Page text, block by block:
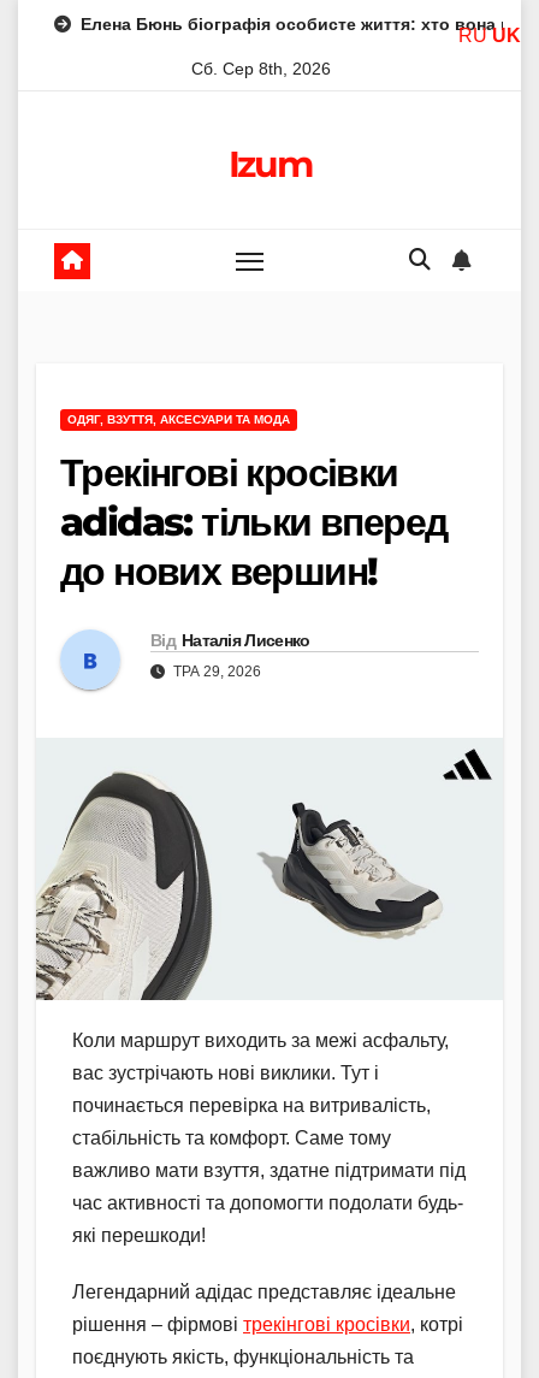
Бюнь біографія особисте життя: хто вона насправді
Сб. Сер 8th, 2026
Izum
ОДЯГ, ВЗУТТЯ, АКСЕСУАРИ ТА МОДА
Трекінгові кросівки
adidas: тільки вперед
до нових вершин!
Від Наталія Лисенко
ТРА 29, 2026
Коли маршрут виходить за межі асфальту,
вас зустрічають нові виклики. Тут і
починається перевірка на витривалість,
стабільність та комфорт. Саме тому
важливо мати взуття, здатне підтримати під
час активності та допомогти подолати будь-
які перешкоди!
Легендарний адідас представляє ідеальне
рішення – фірмові трекінгові кросівки, котрі
поєднують якість, функціональність та
RU UK